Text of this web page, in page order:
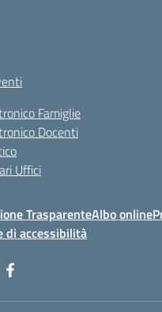
Famiglie
Docenti
Uffici
TrasparenteAlbo online
di accessibilità